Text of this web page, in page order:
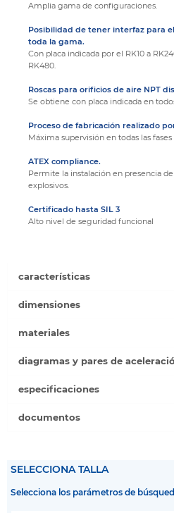
Amplia gama de configuraciones.
Posibilidad de tener interfaz para
toda la gama.
Con placa indicada por el RK10 a
RK480.
Roscas para orificios de aire NPT
Se obtiene con placa indicada en
Proceso de fabricación realizado
Máxima supervisión en todas las
ATEX compliance.
Permite la instalación en presencia
explosivos.
Certificado hasta SIL 3
Alto nivel de seguridad funcional
características
dimensiones
materiales
diagramas y pares de
especificaciones
documentos
SELECCIONA TALLA
Selecciona los parámetros de